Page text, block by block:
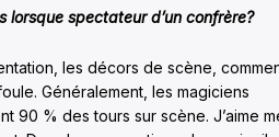
lorsque spectateur d’un confrère?
les décors de scène,
Généralement, les magiciens
90 % des tours sur scène. J’aime